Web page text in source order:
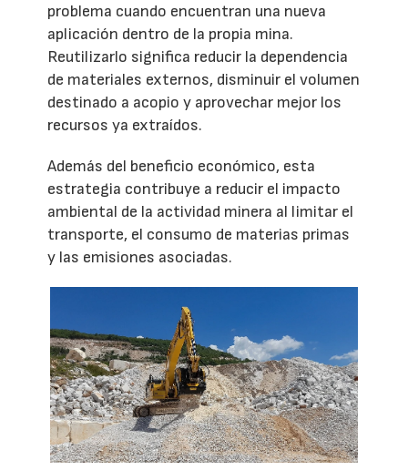
problema cuando encuentran una nueva
aplicación dentro de la propia mina.
Reutilizarlo significa reducir la dependencia
de materiales externos, disminuir el volumen
destinado a acopio y aprovechar mejor los
recursos ya extraídos.
Además del beneficio económico, esta
estrategia contribuye a reducir el impacto
ambiental de la actividad minera al limitar el
transporte, el consumo de materias primas
y las emisiones asociadas.